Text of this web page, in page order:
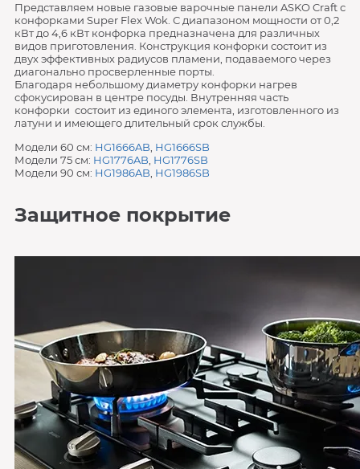
Представляем новые газовые варочные панели ASKO Craft с
конфорками Super Flex Wok. С диапазоном мощности от 0,2
кВт до 4,6 кВт конфорка предназначена для различных
видов приготовления. Конструкция конфорки состоит из
двух эффективных радиусов пламени, подаваемого через
диагонально просверленные порты.
Благодаря небольшому диаметру конфорки нагрев
сфокусирован в центре посуды. Внутренняя часть
конфорки состоит из единого элемента, изготовленного из
латуни и имеющего длительный срок службы.
Модели 60 см: HG1666AB HG1666SB
Модели 75 см: HG1776AB HG1776SB
Модели 90 см: HG1986AB HG1986SB
Защитное покрытие